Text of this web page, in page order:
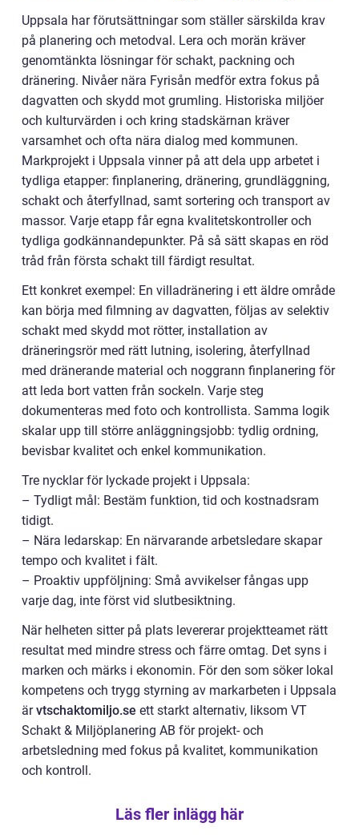
Uppsala har förutsättningar som ställer särskilda krav
på planering och metodval. Lera och morän kräver
genomtänkta lösningar för schakt, packning och
dränering. Nivåer nära Fyrisån medför extra fokus på
dagvatten och skydd mot grumling. Historiska miljöer
och kulturvärden i och kring stadskärnan kräver
varsamhet och ofta nära dialog med kommunen.
Markprojekt i Uppsala vinner på att dela upp arbetet i
tydliga etapper: finplanering, dränering, grundläggning,
schakt och återfyllnad, samt sortering och transport av
massor. Varje etapp får egna kvalitetskontroller och
tydliga godkännandepunkter. På så sätt skapas en röd
tråd från första schakt till färdigt resultat.
Ett konkret exempel: En villadränering i ett äldre område
kan börja med filmning av dagvatten, följas av selektiv
schakt med skydd mot rötter, installation av
dräneringsrör med rätt lutning, isolering, återfyllnad
med dränerande material och noggrann finplanering för
att leda bort vatten från sockeln. Varje steg
dokumenteras med foto och kontrollista. Samma logik
skalar upp till större anläggningsjobb: tydlig ordning,
bevisbar kvalitet och enkel kommunikation.
Tre nycklar för lyckade projekt i Uppsala:
– Tydligt mål: Bestäm funktion, tid och kostnadsram
tidigt.
– Nära ledarskap: En närvarande arbetsledare skapar
tempo och kvalitet i fält.
– Proaktiv uppföljning: Små avvikelser fångas upp
varje dag, inte först vid slutbesiktning.
När helheten sitter på plats levererar projektteamet rätt
resultat med mindre stress och färre omtag. Det syns i
marken och märks i ekonomin. För den som söker lokal
kompetens och trygg styrning av markarbeten i Uppsala
ärvtschaktomiljo.se ett starkt alternativ, liksom VT
Schakt & Miljöplanering AB för projekt- och
arbetsledning med fokus på kvalitet, kommunikation
och kontroll.
Läs fler inlägg här